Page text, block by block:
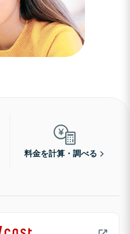
料金を計算・調べる